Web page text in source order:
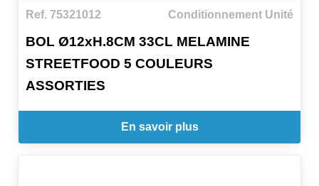
Ref. 75321012 Conditionnement Unité
BOL Ø12xH.8CM 33CL MELAMINE
STREETFOOD 5 COULEURS
ASSORTIES
En savoir plus